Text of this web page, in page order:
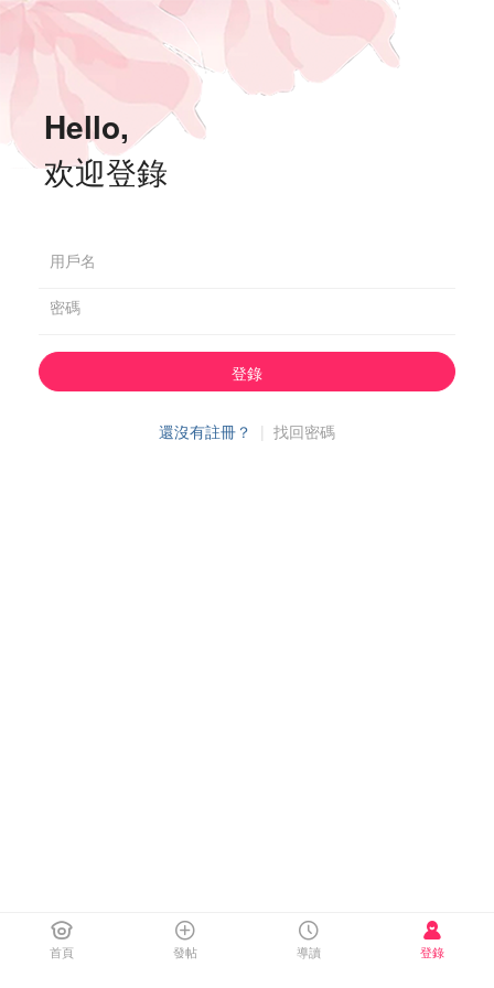
Hello,
欢迎登錄
用戶名
密碼
登錄
還沒有註冊？ | 找回密碼
首頁 發帖 導讀 登錄